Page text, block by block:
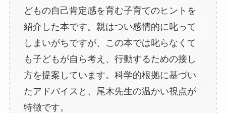
どもの自己肯定感を育む子育てのヒントを
紹介した本です。親はつい感情的に叱って
しまいがちですが、この本では叱らなくて
も子どもが自ら考え、行動するための接し
方を提案しています。科学的根拠に基づい
たアドバイスと、尾木先生の温かい視点が
特徴です。